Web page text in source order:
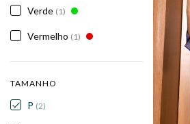
Verde (1)
Vermelho (1)
TAMANHO
P (2)